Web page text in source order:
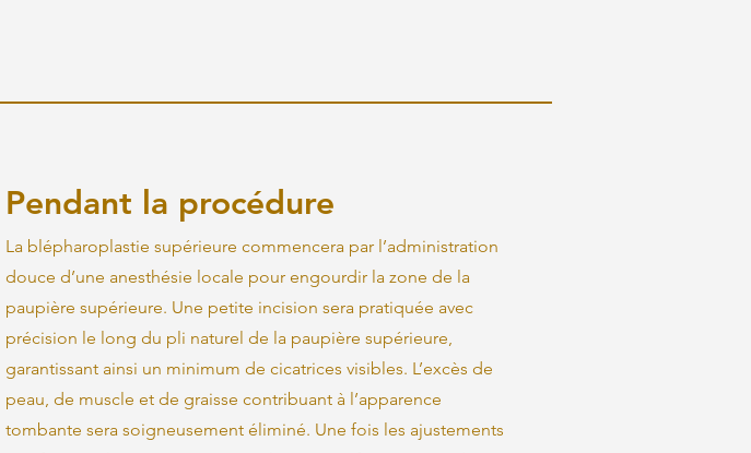
Pendant la procédure
La blépharoplastie supérieure commencera par l’administration
douce d’une anesthésie locale pour engourdir la zone de la
paupière supérieure. Une petite incision sera pratiquée avec
précision le long du pli naturel de la paupière supérieure,
garantissant ainsi un minimum de cicatrices visibles. L’excès de
peau, de muscle et de graisse contribuant à l’apparence
tombante sera soigneusement éliminé. Une fois les ajustements